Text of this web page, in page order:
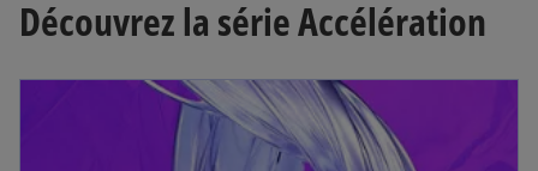
Découvrez la série Accélération